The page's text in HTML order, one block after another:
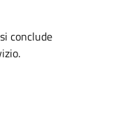
conclude